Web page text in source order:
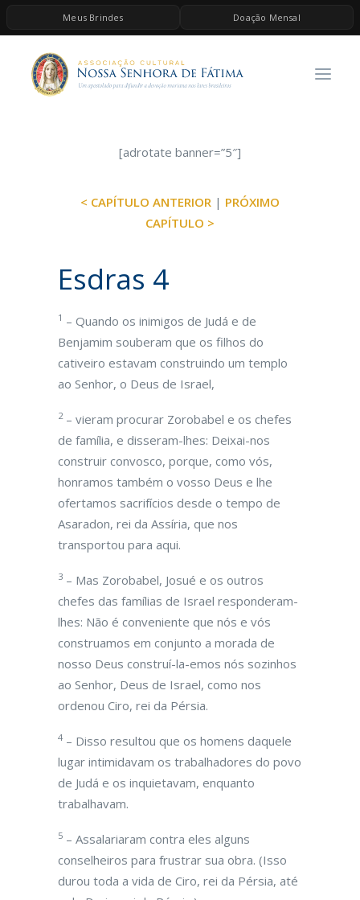
Meus Brindes Doação Mensal
HOME
A ASSOCIAÇÃO
ESPIRITUALIDADE
BRINDES
[adrotate banner=”5″]
< CAPÍTULO ANTERIOR | PRÓXIMO
CAPÍTULO >
Esdras 4
1 – Quando os inimigos de Judá e de
Benjamim souberam que os filhos do
cativeiro estavam construindo um templo
ao Senhor, o Deus de Israel,
2– vieram procurar Zorobabel e os chefes
de família, e disseram-lhes: Deixai-nos
construir convosco, porque, como vós,
honramos também o vosso Deus e lhe
ofertamos sacrifícios desde o tempo de
Asaradon, rei da Assíria, que nos
transportou para aqui.
3 – Mas Zorobabel, Josué e os outros
chefes das famílias de Israel responderam-
lhes: Não é conveniente que nós e vós
construamos em conjunto a morada de
nosso Deus construí-la-emos nós sozinhos
ao Senhor, Deus de Israel, como nos
ordenou Ciro, rei da Pérsia.
4 – Disso resultou que os homens daquele
lugar intimidavam os trabalhadores do povo
de Judá e os inquietavam, enquanto
trabalhavam.
5 – Assalariaram contra eles alguns
conselheiros para frustrar sua obra. (Isso
durou toda a vida de Ciro, rei da Pérsia, até